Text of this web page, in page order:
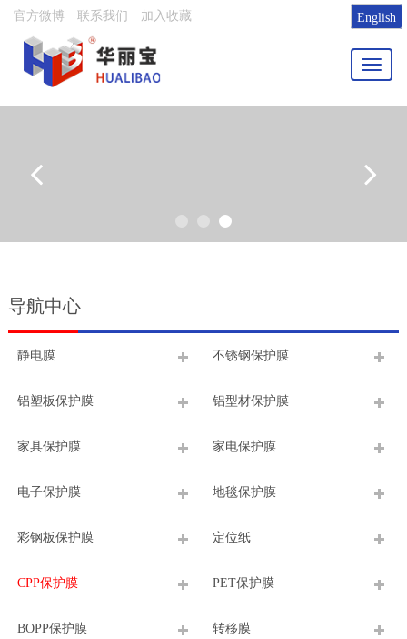
English
官方微博 联系我们 加入收藏
导航中心
静电膜 不锈钢保护膜
铝塑板保护膜 铝型材保护膜
家具保护膜 家电保护膜
电子保护膜 地毯保护膜
彩钢板保护膜 定位纸
CPP保护膜 PET保护膜
BOPP保护膜 转移膜